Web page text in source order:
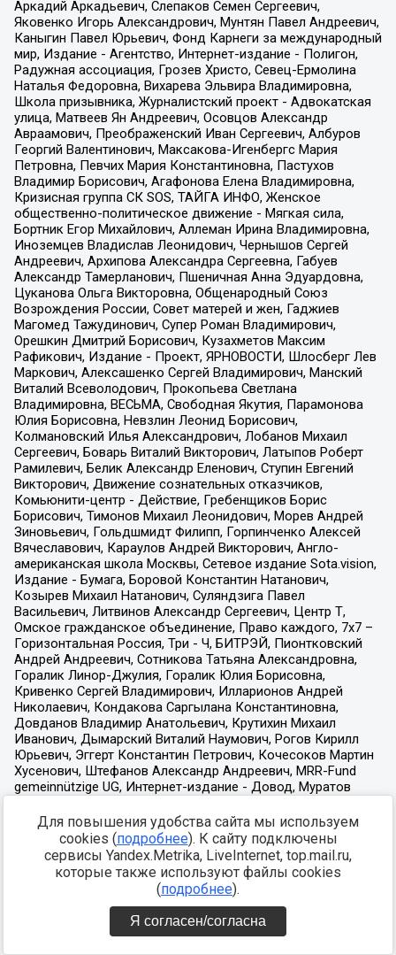
Для повышения удобства сайта мы используем
cookies (подробнее). К сайту подключены
сервисы Yandex.Metrika, LiveInternet, top.mail.ru,
которые также используют файлы cookies
(подробнее).
Я согласен/согласна